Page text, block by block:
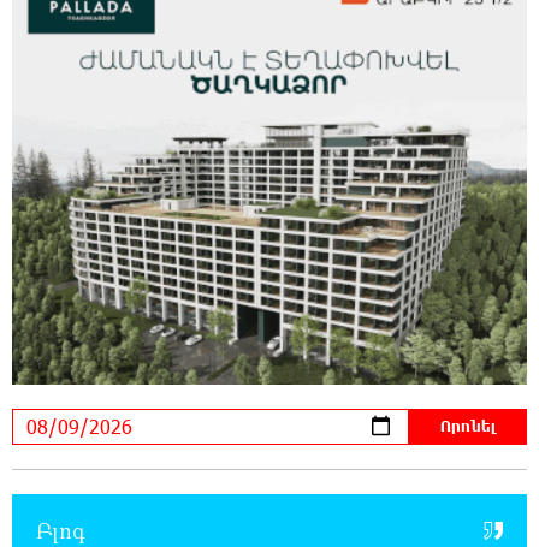
հասցեներում լույս չի լինելու
Ողբերգական դեպք՝ Երևանում․ Կիևյան
կամրջի տակ հայտնաբերվել է տղամարդու
մարմին
22:43:21 8-08-2026
Ադրբեջանի Սարով գյուղում տանը 18-ամյա
աղջկա դի է հայտնաբերվել
22:25:11 8-08-2026
Հայհիդրոմետի տնօրենը գրել է
22:07:09 8-08-2026
Արտակարգ դեպք՝ Երևանում․ կոտրել են
Բլոգ